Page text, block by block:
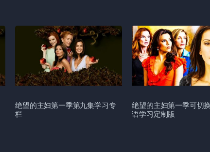
绝望的主妇第一季第九集学习专
栏
绝望的主妇第一季可切
语学习定制版